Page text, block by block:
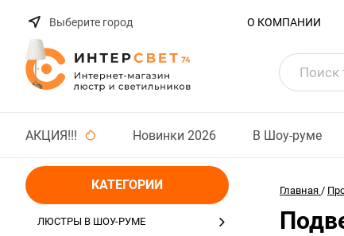
Выберите город О КОМПАНИИ
АКЦИЯ!!! Новинки 2026 В Шоу-руме
КАТЕГОРИИ
ЛЮСТРЫ В ШОУ-РУМЕ
Главная /